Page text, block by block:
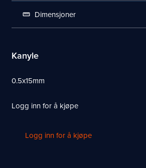
straighten Dimensjoner
Kanyle
0.5x15mm
Logg inn for å kjøpe
Logg inn for å kjøpe